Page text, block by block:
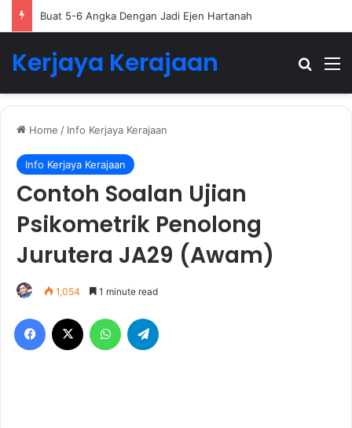
Buat 5-6 Angka Dengan Jadi Ejen Hartanah
Kerjaya Kerajaan
Home / Info Kerjaya Kerajaan
Info Kerjaya Kerajaan
Contoh Soalan Ujian
Psikometrik Penolong
Jurutera JA29 (Awam)
1,054 1 minute read
Facebook WhatsApp